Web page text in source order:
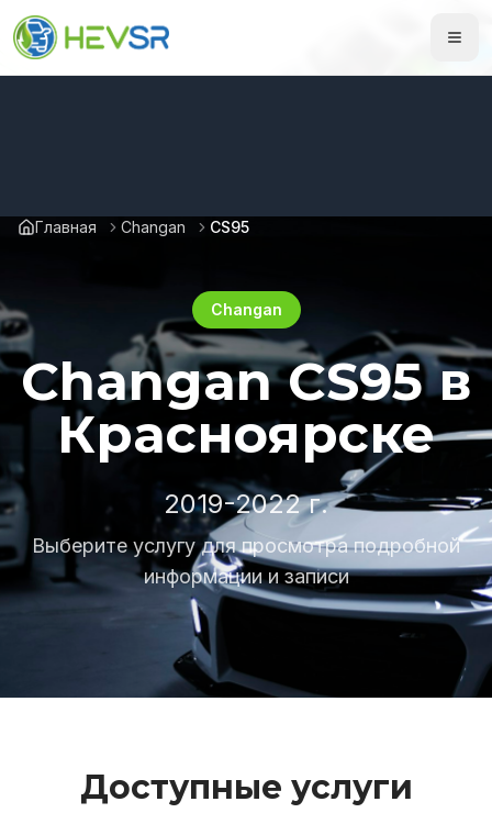
Главная Changan CS95
Changan
Changan CS95 в
Красноярске
2019-2022 г.
Выберите услугу для просмотра подробной
информации и записи
Доступные услуги